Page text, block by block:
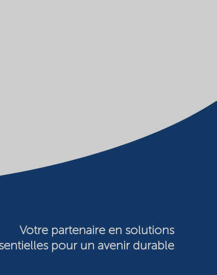
Votre partenaire en solutions
pour un avenir durable